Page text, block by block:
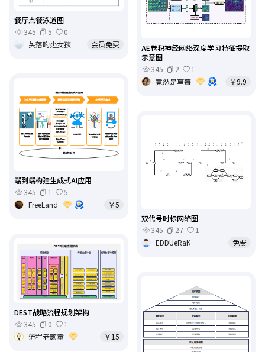
餐厅点餐泳道图
345
5
0
夨落旳尐女孩
会员免费
AE卷积神经网络深度学习特征提取
示意图
345
2
1
竟然是草莓
￥9.9
端到端构建生成式AI应用
345
1
5
FreeLand
￥5
双代号时标网络图
345
27
1
EDDUeRaK
免费
DEST战略流程规划架构
345
0
1
流程老顽童
￥15